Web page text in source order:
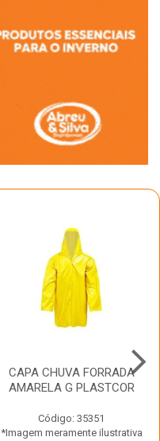
CAPA CHUVA FORRADA
AMARELA G PLASTCOR
Código: 35351
*Imagem meramente ilustrativa